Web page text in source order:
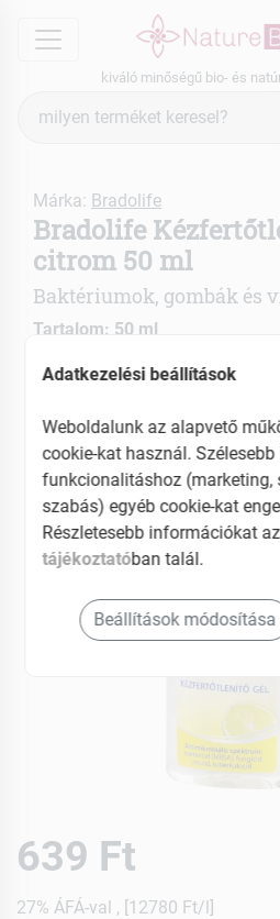
menu
kiváló minőségű bio- és
keresés
Márka: Bradolife
Bradolife
citrom 50 ml
Baktériumok, gombák és
Tartalom: 50 ml
EAN: 5997001770733
639 Ft
27% ÁFÁ-val , [12780 Ft/l]
Adatkezelési beállítások
Weboldalunk az alapvető
cookie-kat használ. Szélesebb
funkcionalitáshoz (marketing,
szabás) egyéb cookie-kat
Részletesebb információkat az
tájékoztatóban talál.
Beállítások módosítása